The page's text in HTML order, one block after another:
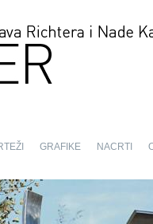
GRAFIKE NACRTI